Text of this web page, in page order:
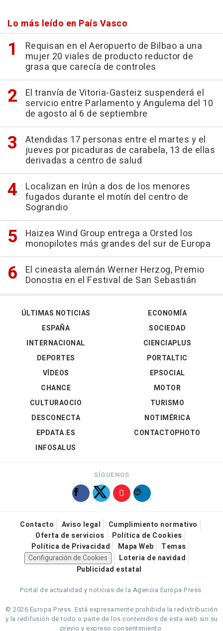
Lo más leído en País Vasco
Requisan en el Aeropuerto de Bilbao a una
mujer 20 viales de producto reductor de
grasa que carecía de controles
El tranvía de Vitoria-Gasteiz suspenderá el
servicio entre Parlamento y Angulema del 10
de agosto al 6 de septiembre
Atendidas 17 personas entre el martes y el
jueves por picaduras de carabela, 13 de ellas
derivadas a centro de salud
Localizan en Irún a dos de los menores
fugados durante el motín del centro de
Sograndio
Haizea Wind Group entrega a Orsted los
monopilotes más grandes del sur de Europa
El cineasta alemán Werner Herzog, Premio
Donostia en el Festival de San Sebastián
ÚLTIMAS NOTICIAS
ESPAÑA
INTERNACIONAL
DEPORTES
VÍDEOS
ECONOMÍA
SOCIEDAD
CIENCIAPLUS
PORTALTIC
EPSOCIAL
CHANCE
CULTURAOCIO
DESCONECTA
EPDATA.ES
INFOSALUS
MOTOR
TURISMO
NOTIMÉRICA
CONTACTOPHOTO
SÍGUENOS
Contacto Aviso legal
Cumplimiento normativo
Oferta de servicios
Política de Cookies
Política de Privacidad
Mapa Web
Temas
Configuración de Cookies
Loteria de navidad
Publicidad estatal
Portal de actualidad y noticias de la Agencia Europa Press.
© 2026 Europa Press. Está expresamente prohibida la redistribución
y la redifusión de todo o parte de los contenidos de esta web sin su
previo y expreso consentimiento.